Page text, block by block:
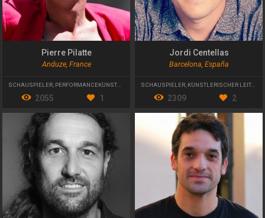
Pierre Pilatte
Anduze, France
SCHAUSPIELER PERFORMANCEKÜNSTLER KÜNSTLERISCHER LEITER
2055 1
Jordi Centellas
Barcelona, España
SCHAUSPIELER KÜNSTLERISCHER LEITER
2309 2